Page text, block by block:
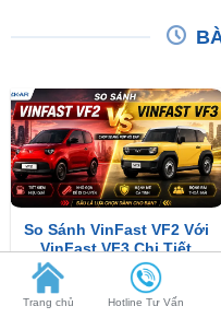
So Sánh VinFast VF2 Với
VinFast VF3 Chi Tiết
XEM THÊM
Trang chủ Hotline Tư Vấn